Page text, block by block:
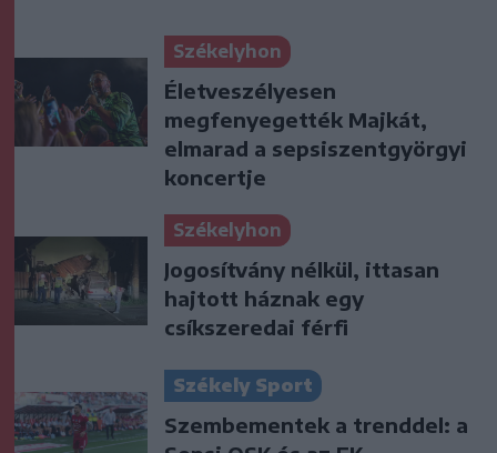
Székelyhon
Életveszélyesen
megfenyegették Majkát,
elmarad a sepsiszentgyörgyi
koncertje
Székelyhon
Jogosítvány nélkül, ittasan
hajtott háznak egy
csíkszeredai férfi
Székely Sport
Szembementek a trenddel: a